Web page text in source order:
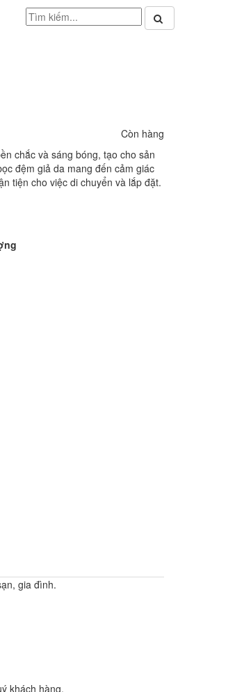
Còn hàng
chắc và sáng bóng, tạo cho sản
đệm giả da mang đến cảm giác
tiện cho việc di chuyển và lắp đặt.
gia đình.
khách hàng.